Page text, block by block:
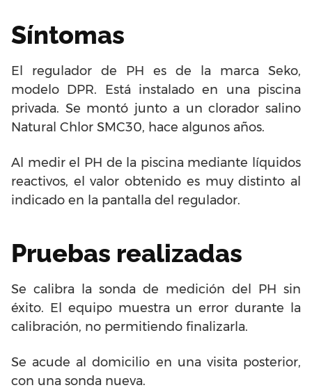
Síntomas
El regulador de PH es de la marca Seko,
modelo DPR. Está instalado en una piscina
privada. Se montó junto a un clorador salino
Natural Chlor SMC30, hace algunos años.
Al medir el PH de la piscina mediante líquidos
reactivos, el valor obtenido es muy distinto al
indicado en la pantalla del regulador.
Pruebas realizadas
Se calibra la sonda de medición del PH sin
éxito. El equipo muestra un error durante la
calibración, no permitiendo finalizarla.
Se acude al domicilio en una visita posterior,
con una sonda nueva.